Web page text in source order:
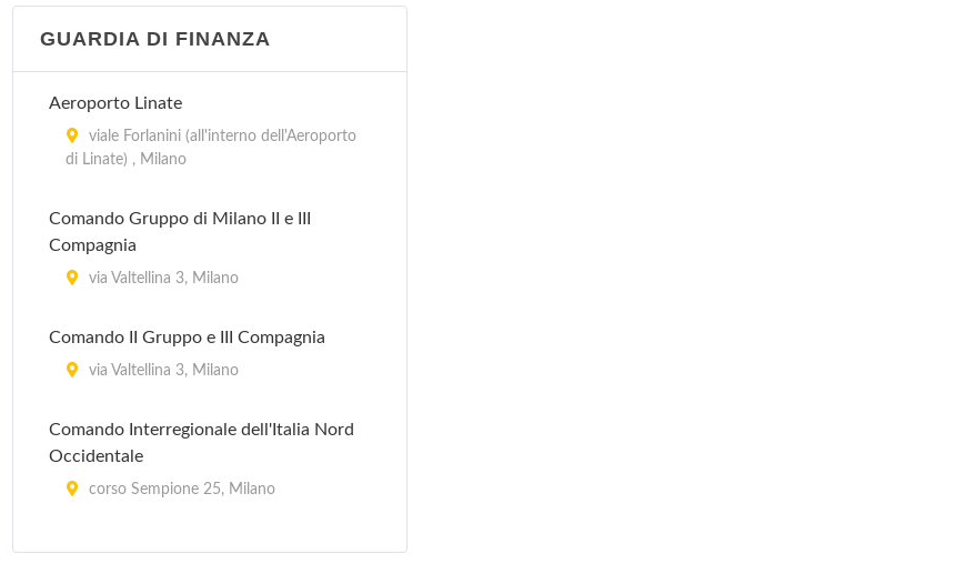
La Madonnina (clinica polispecialistica)
San Babila Day Hospital
via Antonio Stoppani 36, Milano
San Camillo
GUARDIA DI FINANZA
Aeroporto Linate
viale Forlanini (all'interno dell'Aeroporto
di Linate) , Milano
Comando Gruppo di Milano II e III
Compagnia
via Valtellina 3, Milano
Comando II Gruppo e III Compagnia
via Valtellina 3, Milano
Comando Interregionale dell'Italia Nord
Occidentale
corso Sempione 25, Milano
Comando Nucleo Speciale Polizia